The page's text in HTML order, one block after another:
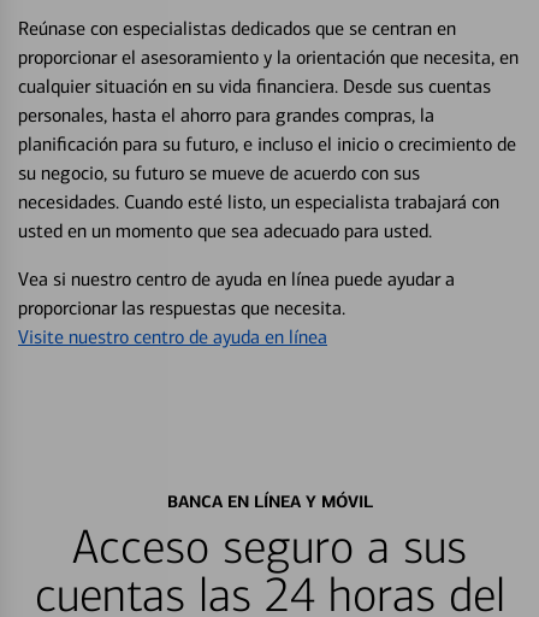
Reúnase con especialistas dedicados que se centran en
proporcionar el asesoramiento y la orientación que necesita, en
cualquier situación en su vida financiera. Desde sus cuentas
personales, hasta el ahorro para grandes compras, la
planificación para su futuro, e incluso el inicio o crecimiento de
su negocio, su futuro se mueve de acuerdo con sus
necesidades. Cuando esté listo, un especialista trabajará con
usted en un momento que sea adecuado para usted.
Vea si nuestro centro de ayuda en línea puede ayudar a
proporcionar las respuestas que necesita.
Visite nuestro centro de ayuda en línea
BANCA EN LÍNEA Y MÓVIL
Acceso seguro a sus
cuentas las 24 horas del